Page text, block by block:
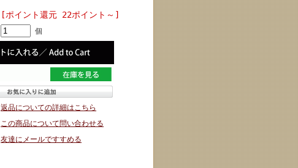
[ポイント還元 22ポイント～]
個
返品についての詳細はこちら
この商品について問い合わせる
友達にメールですすめる